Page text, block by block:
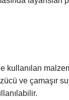
kullanılan
ve çamaşır